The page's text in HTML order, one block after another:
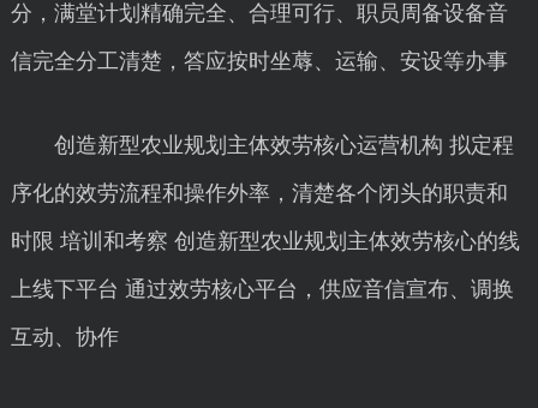
分，满堂计划精确完全、合理可行、职员周备设备音
信完全分工清楚，答应按时坐蓐、运输、安设等办事
创造新型农业规划主体效劳核心运营机构 拟定程
序化的效劳流程和操作外率，清楚各个闭头的职责和
时限 培训和考察 创造新型农业规划主体效劳核心的线
上线下平台 通过效劳核心平台，供应音信宣布、调换
互动、协作